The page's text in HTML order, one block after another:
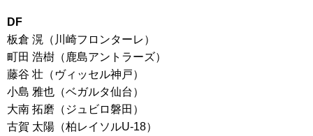
DF
板倉 滉（川崎フロンターレ）
町田 浩樹（鹿島アントラーズ）
藤谷 壮（ヴィッセル神戸）
小島 雅也（ベガルタ仙台）
大南 拓磨（ジュビロ磐田）
古賀 太陽（柏レイソルU-18）